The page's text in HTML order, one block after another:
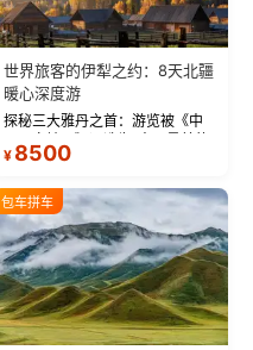
世界旅客的伊犁之约：8天北疆
暖心深度游
探秘三大雅丹之首：游览被《中
三大雅丹”第一名的克拉玛依魔鬼
瓦人最大村落——禾木村，欣赏
晨雾与小木...
¥ 8500
包车拼车